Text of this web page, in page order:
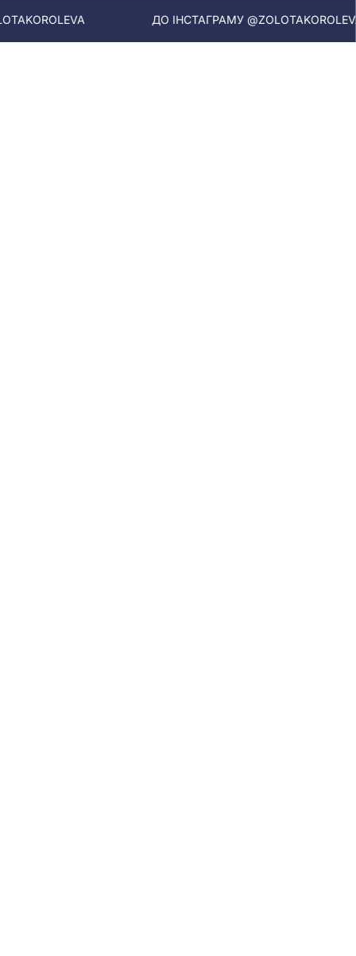
ДО ІНСТАГРАМУ @ZOLOTAKOROLEVA